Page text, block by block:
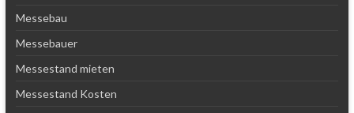
Messebau
Messebauer
Messestand mieten
Messestand Kosten